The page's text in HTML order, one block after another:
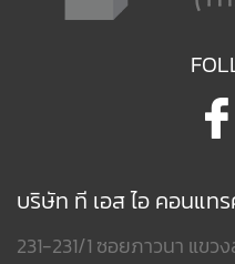
บริษัท ที เอส ไอ คอนแท
231-231/1 ซอยภาวนา แข